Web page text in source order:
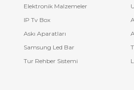
Elektronik Malzemeler
IP Tv Box
Askı Aparatları
Samsung Led Bar
Tur Rehber Sistemi